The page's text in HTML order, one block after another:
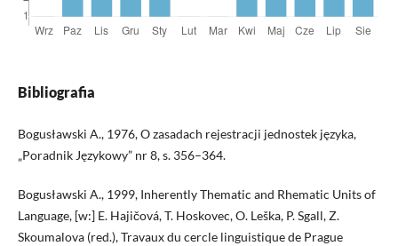
Bibliografia
Bogusławski A., 1976, O zasadach rejestracji jednostek języka,
„Poradnik Językowy” nr 8, s. 356–364.
Bogusławski A., 1999, Inherently Thematic and Rhematic Units of
Language, [w:] E. Hajičová, T. Hoskovec, O. Leška, P. Sgall, Z.
Skoumalova (red.), Travaux du cercle linguistique de Prague